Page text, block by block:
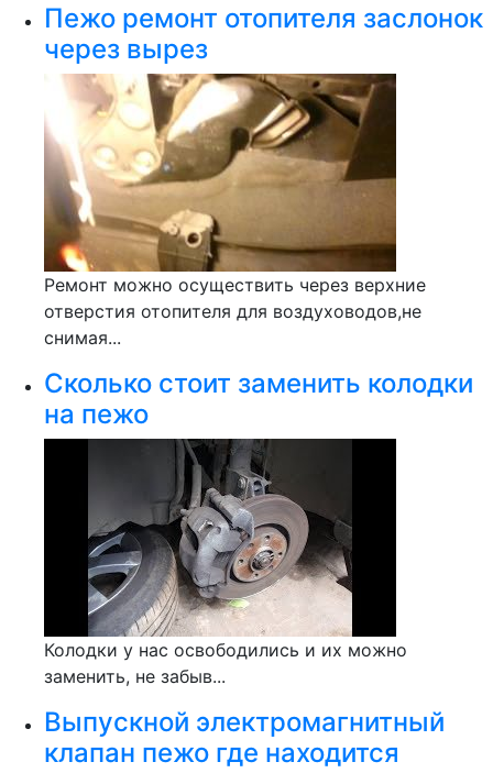
Пежо ремонт отопителя заслонок
через вырез
Ремонт можно осуществить через верхние
отверстия отопителя для воздуховодов,не
снимая...
Сколько стоит заменить колодки
на пежо
Колодки у нас освободились и их можно
заменить, не забыв...
Выпускной электромагнитный
клапан пежо где находится